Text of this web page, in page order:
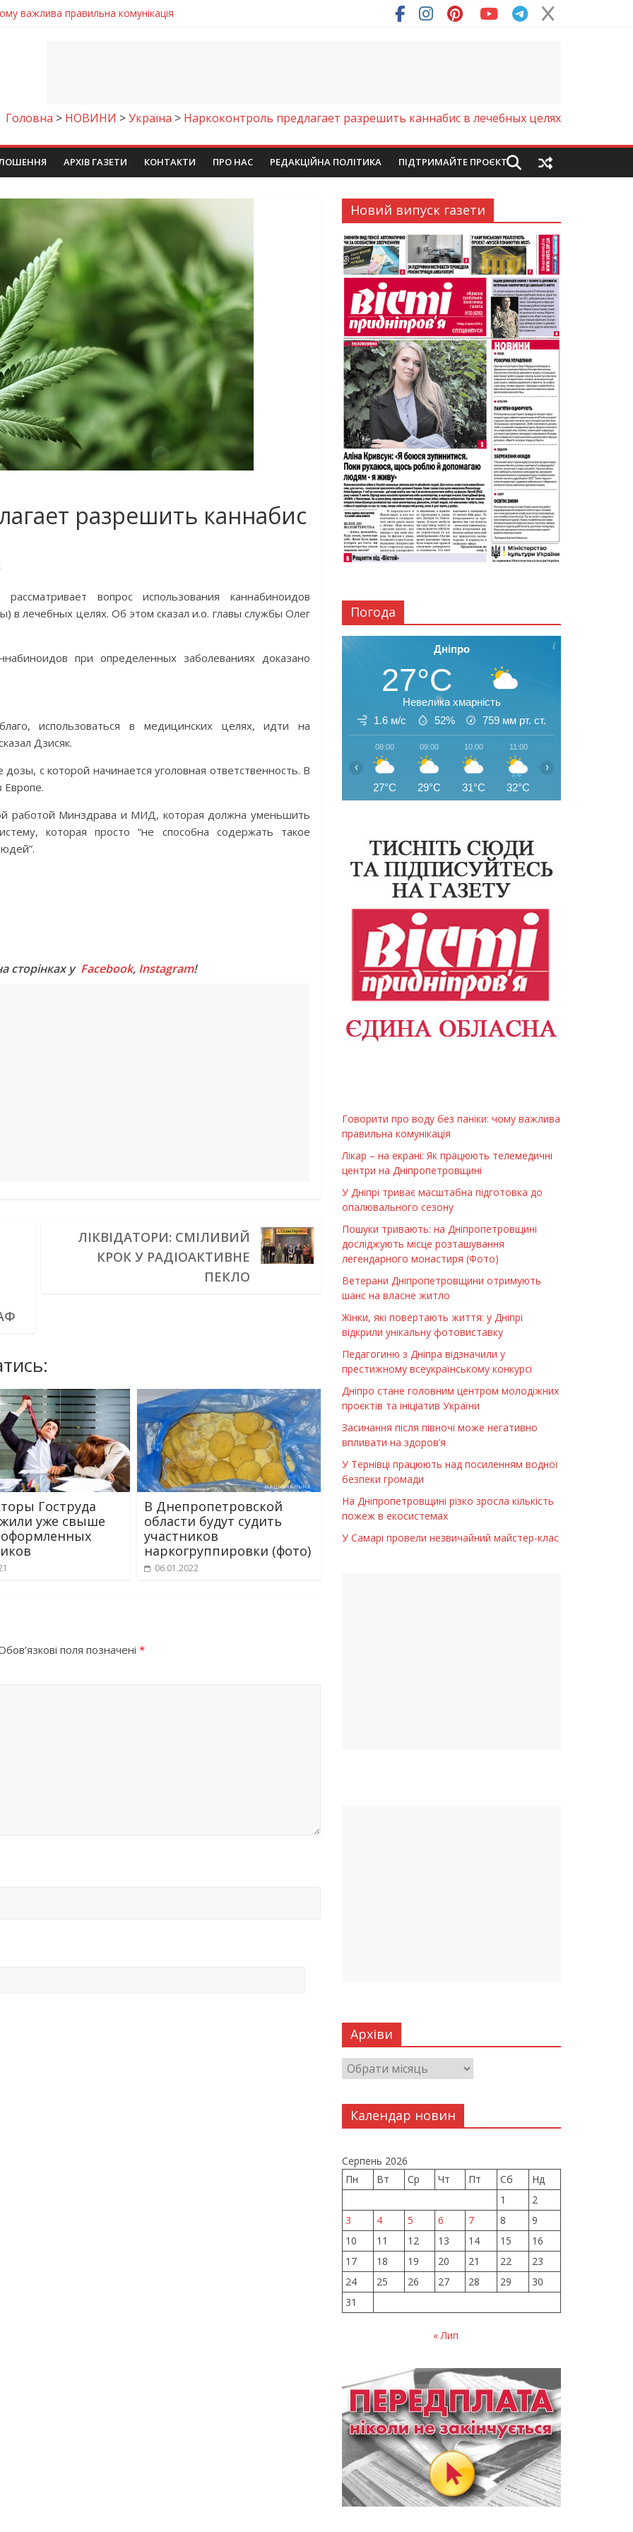
важлива правильна комунікація
центри на Дніпропетровщині
досліджують місце розташування легендарного монастиря (Фото)
шанс на власне житло
Головна > НОВИНИ >Україна > Наркоконтроль предлагает разрешить каннабис в лечебных целях
АРХІВ ГАЗЕТИ КОНТАКТИ ПРО НАС РЕДАКЦІЙНА ПОЛІТИКА ПІДТРИМАЙТЕ ПРОЄКТ
разрешить каннабис
вопрос использования каннабиноидов
лечебных целях. Об этом сказал и.о. главы службы Олег
при определенных заболеваниях доказано
использоваться в медицинских целях, идти на
Дзисяк.
с которой начинается уголовная ответственность. В
​​Европе.
работой Минздрава и МИД, которая должна уменьшить
которая просто “не способна содержать такое
сторінках у Facebook, Instagram!
ЛІКВІДАТОРИ: СМІЛИВИЙ
КРОК У РАДІОАКТИВНЕ
ПЕКЛО
Гоструда
уже свыше
В Днепропетровской
области будут судить
участников
наркогруппировки (фото)
06.01.2022
поля позначені *
Новий випуск газети
Погода
Дніпро
27°C
Невелика хмарність
1.6 м/с
52% 759 мм рт. ст.
08:00
27°C
09:00
29°C
10:00
31°C
11:00
32°C
‹ ›
Говорити про воду без паніки: чому важлива
правильна комунікація
Лікар – на екрані: Як працюють телемедичні
центри на Дніпропетровщині
У Дніпрі триває масштабна підготовка до
опалювального сезону
Пошуки тривають: на Дніпропетровщині
досліджують місце розташування
легендарного монастиря (Фото)
Ветерани Дніпропетровщини отримують
шанс на власне житло
Жінки, які повертають життя: у Дніпрі
відкрили унікальну фотовиставку
Педагогиню з Дніпра відзначили у
престижному всеукраїнському конкурсі
Дніпро стане головним центром молодіжних
проєктів та ініціатив України
Засинання після півночі може негативно
впливати на здоров’я
У Тернівці працюють над посиленням водної
безпеки громади
На Дніпропетровщині різко зросла кількість
пожеж в екосистемах
У Самарі провели незвичайний майстер-клас
Архіви
Календар новин
Серпень 2026
Пн
Вт Ср Чт Пт Сб
Нд
1
2
3
4 5 6 7 8
9
10
11 12 13 14 15
16
17
18 19 20 21 22
23
24
25 26 27 28 29
30
31
« Лип